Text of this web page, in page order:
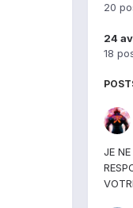
20
24
18
JE